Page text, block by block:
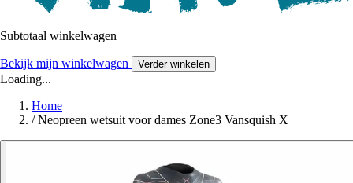
Subtotaal winkelwagen
Bekijk mijn winkelwagen Verder winkelen
Loading...
Home
/ Neopreen wetsuit voor dames Zone3 Vansquish X